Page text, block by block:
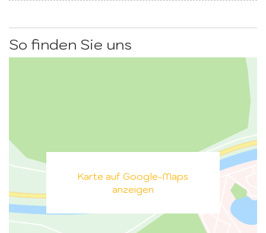
So finden Sie uns
Karte auf Google-Maps
anzeigen